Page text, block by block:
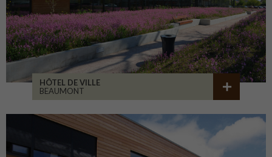
HÔTEL DE VILLE
BEAUMONT